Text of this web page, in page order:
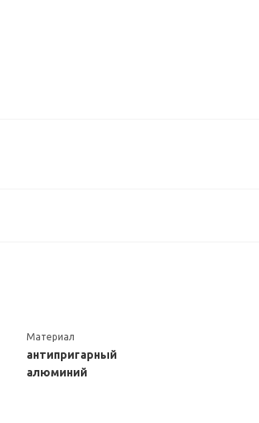
Материал
антипригарный
алюминий